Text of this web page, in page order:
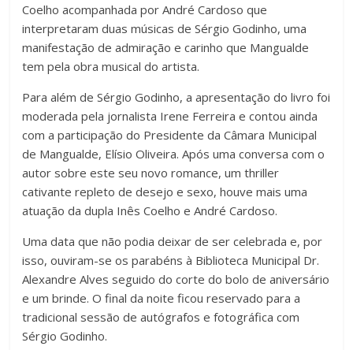
Coelho acompanhada por André Cardoso que
interpretaram duas músicas de Sérgio Godinho, uma
manifestação de admiração e carinho que Mangualde
tem pela obra musical do artista.
Para além de Sérgio Godinho, a apresentação do livro foi
moderada pela jornalista Irene Ferreira e contou ainda
com a participação do Presidente da Câmara Municipal
de Mangualde, Elísio Oliveira. Após uma conversa com o
autor sobre este seu novo romance, um thriller
cativante repleto de desejo e sexo, houve mais uma
atuação da dupla Inês Coelho e André Cardoso.
Uma data que não podia deixar de ser celebrada e, por
isso, ouviram-se os parabéns à Biblioteca Municipal Dr.
Alexandre Alves seguido do corte do bolo de aniversário
e um brinde. O final da noite ficou reservado para a
tradicional sessão de autógrafos e fotográfica com
Sérgio Godinho.